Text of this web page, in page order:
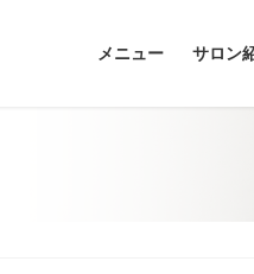
メニュー サロン